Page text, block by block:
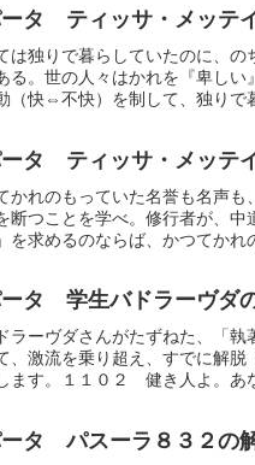
タ ティッサ・メッテ
独りで暮らしていたのに、の
る。世の人々はかれを『卑し
（快⇔不快）を制して、独りで
ータ ティッサ・メッテ
れのもっていた名誉も名声も
断つことを学べ。修行者が、
を求めるのならば、かつてかれ
タ 学生バドラーヴダ
ーヴダさんがたずねた、「執
、激流を乗り超え、すでに解
ます。１１０２ 健き人よ。あ
ータ パスーラ８３２の